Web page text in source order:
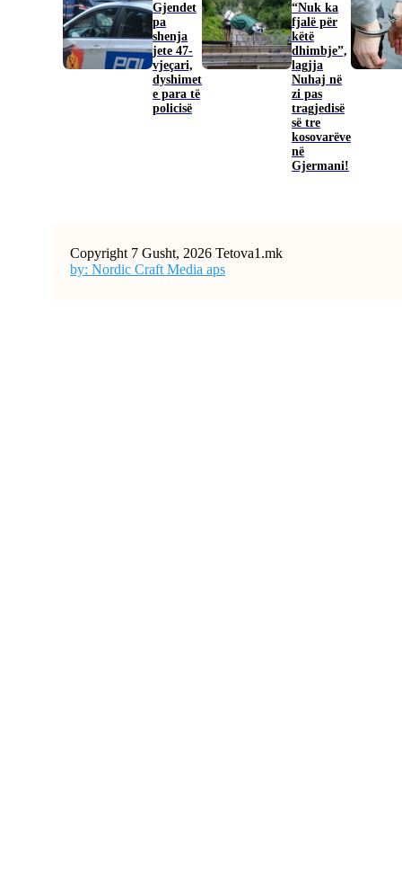
Gjendet
pa
shenja
jete 47-
vjeçari,
dyshimet
e para të
policisë
“Nuk ka
fjalë për
këtë
dhimbje”,
lagjja
Nuhaj në
zi pas
tragjedisë
së tre
kosovarëve
në
Gjermani!
Copyright 7 Gusht, 2026 Tetova1.mk
by: Nordic Craft Media aps